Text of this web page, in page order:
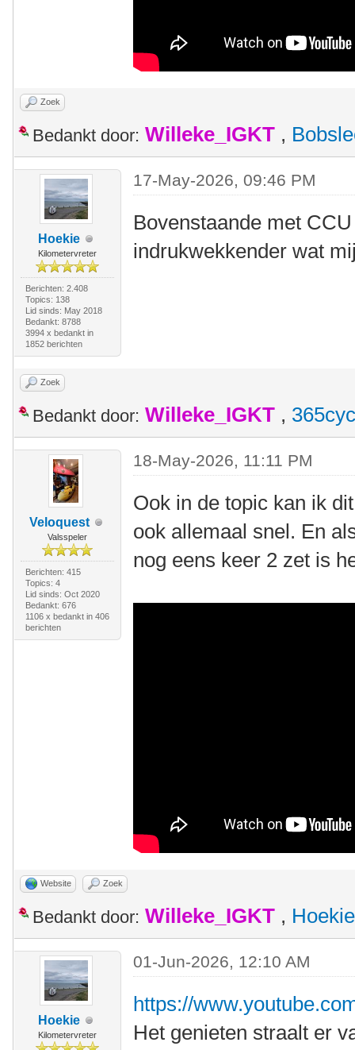
Zoek
Bedankt door: Willeke_IGKT ,
Hoekie
Kilometervreter
Berichten: 2.408
Topics: 138
Lid sinds: May 2018
Bedankt: 8788
3994 x bedankt in
1852 berichten
17-May-2026, 09:46 PM
Bovenstaande met
indrukwekkender wat
Zoek
Bedankt door: Willeke_IGKT ,
Veloquest
Valsspeler
Berichten: 415
Topics: 4
Lid sinds: Oct 2020
Bedankt: 676
1106 x bedankt in 406
berichten
18-May-2026, 11:11 PM
Ook in de topic kan ik
ook allemaal snel. En
nog eens keer 2 zet is
Website Zoek
Bedankt door: Willeke_IGKT , Hoekie
Hoekie
Kilometervreter
01-Jun-2026, 12:10 AM
https://
Het genieten straalt er